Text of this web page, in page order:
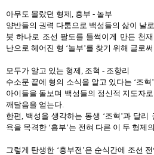
아무도 몰랐던 형제, 흥부 - 놀부
양반들의 권력 다툼으로 백성들의 삶이 날
붓 하나로 조선 팔도를 들썩이게 만든 천
난으로 헤어진 형 ‘놀부’를 찾기 위해 글로
모두가 알고 있는 형제, 조혁 - 조항리
수소문 끝에 형의 소식을 알고 있다는 ‘조혁 ’
아이들을 돌보며 백성들의 정신적 지도자
깨달음을 얻는다.
한편, 백성을 생각하는 동생 ‘조혁 ’과 달리
욕을 목격한 ‘흥부’는 전혀 다른 이 두 형제
그렇게 탄생한 ‘흥부전 ’은 순식간에 조선